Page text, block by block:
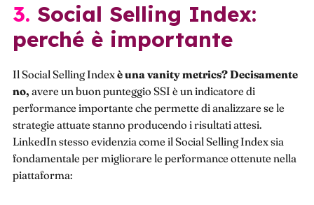
3. Social Selling Index:
perché è importante
Il Social Selling Indexè una vanity metrics? Decisamente
no, avere un buon punteggio SSI è un indicatore di
performance importante che permette di analizzare se le
strategie attuate stanno producendo i risultati attesi.
LinkedIn stesso evidenzia come il Social Selling Index sia
fondamentale per migliorare le performance ottenute nella
piattaforma: